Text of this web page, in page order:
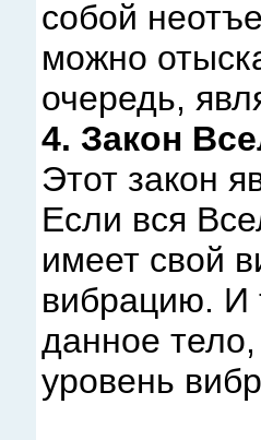
собой
можно
очередь,
4. Закон
Этот закон
Если вся
имеет свой
вибрацию. И
данное тело,
уровень